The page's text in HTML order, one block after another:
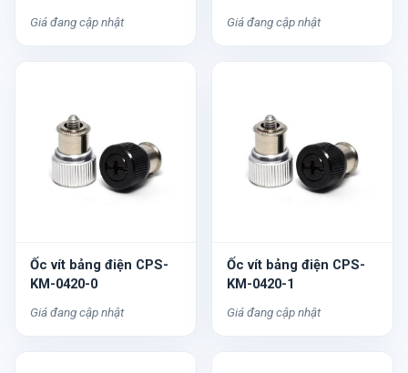
Giá đang cập nhật Giá đang cập nhật
Ốc vít bảng điện CPS-
KM-0420-0
Giá đang cập nhật
Ốc vít bảng điện CPS-
KM-0420-1
Giá đang cập nhật